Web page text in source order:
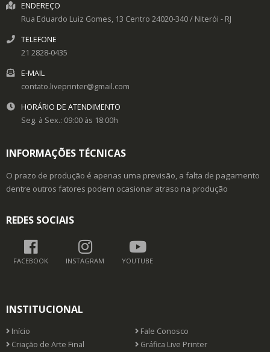
ENDEREÇO
Rua Eduardo Luiz Gomes, 13 Centro 24020-340/ Niterói - RJ
TELEFONE
21 2828-0435
E-MAIL
contato.liveprinter@gmail.com
HORÁRIO DE ATENDIMENTO
Seg. à Sex.: 09:00 às 18:00h
INFORMAÇÕES TÉCNICAS
O prazo de produção é apenas uma previsão, a falta de pagamento
dentre outros fatores podem ocasionar atraso na produção
REDES SOCIAIS
FACEBOOK INSTAGRAM YOUTUBE
INSTITUCIONAL
Início
Fale Conosco
Criação de Arte Final
Gráfica Live Printer